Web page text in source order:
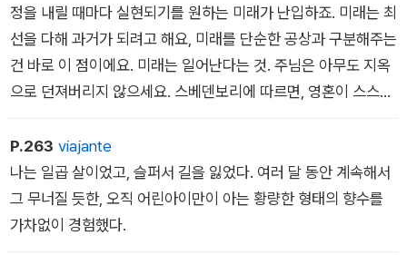
정을 내릴 때마다 실현되기를 원하는 미래가 난입하죠. 미래는 최
선을 다해 과거가 되려고 해요, 미래를 단순한 공상과 구분해주는
건 바로 이 점이에요. 미래는 일어난다는 것. 주님은 아무도 지옥
으로 던져버리지 않으세요. 스베덴보리에 따르면, 영혼이 스스로
를 내던지는 거지요. 영혼이 각자의 자유의지로 지옥에 떨어지는
거랍니다. 그렇다면 선택이란 현재라는 가지에 접 붙으려는 미래
의 잔가지일 뿐 아닌가요?
P.263 viajante
나는 일곱 살이었고, 슬퍼서 길을 잃었다. 여러 달 동안 계속해서
그 무너질 듯한, 오직 어린아이만이 아는 황량한 형태의 향수를
가차없이 경험했다.